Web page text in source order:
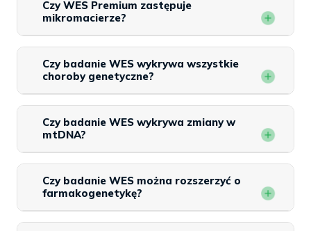
Czy WES Premium zastępuje
mikromacierze?
Czy badanie WES wykrywa wszystkie
choroby genetyczne?
Czy badanie WES wykrywa zmiany w
mtDNA?
Czy badanie WES można rozszerzyć o
farmakogenetykę?